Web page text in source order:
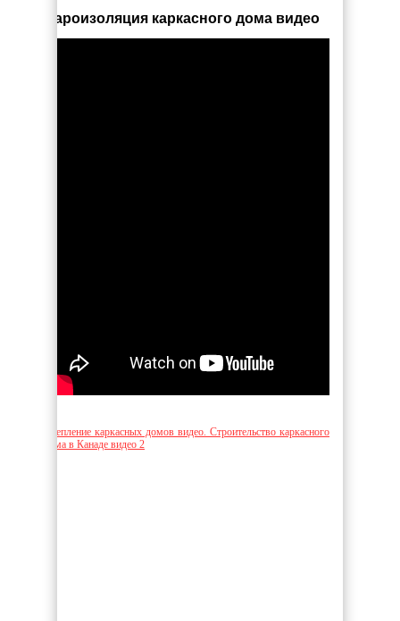
Пароизоляция каркасного дома видео
Утепление каркасных домов видео. Строительство каркасного
дома в Канаде видео 2